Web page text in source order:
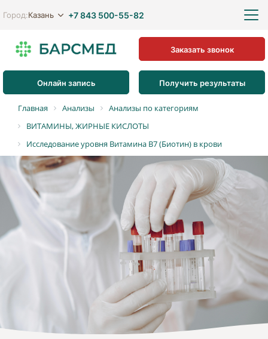
Город:Казань +7 843 500-55-82
Онлайн запись Получить результаты
Заказать звонок
Главная Анализы
Анализы по категориям
ВИТАМИНЫ, ЖИРНЫЕ КИСЛОТЫ
Исследование уровня Витамина В7 (Биотин) в крови